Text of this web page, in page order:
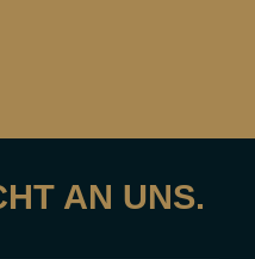
AN UNS.